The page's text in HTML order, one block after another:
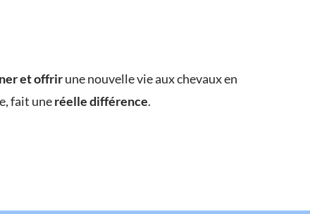
et offrirune nouvelle vie aux chevaux en
fait uneréelle différence.